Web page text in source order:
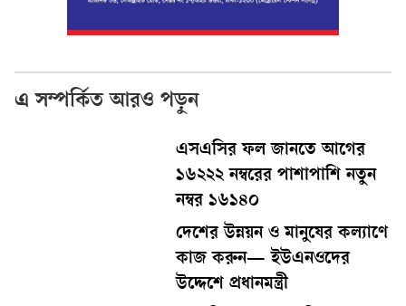
এ সম্পর্কিত আরও পড়ুন
এসএসির ফল জানতে আগের
১৬২২২ নম্বরের পাশাপাশি নতুন
নম্বর ১৬১৪০
দেশের উন্নয়ন ও মানুষের কল্যাণে
কাজ করুন— ইউএনওদের
উদ্দেশে প্রধানমন্ত্রী